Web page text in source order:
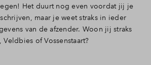
Het duurt nog even voordat jij je
maar je weet straks in ieder
van de afzender. Woon jij straks
of Vossenstaart?